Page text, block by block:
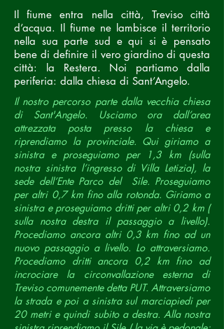
Il fiume entra nella città, Treviso città
d’acqua. Il fiume ne lambisce il territorio
nella sua parte sud e qui si è pensato
bene di definire il vero giardino di questa
città: la Restera. Noi partiamo dalla
periferia: dalla chiesa di Sant’Angelo.
Il nostro percorso parte dalla vecchia chiesa
di Sant'Angelo. Usciamo ora dall’area
attrezzata posta presso la chiesa e
riprendiamo la provinciale. Qui giriamo a
sinistra e proseguiamo per 1,3 km (sulla
nostra sinistra l’ingresso di Villa Letizia), la
sede dell’Ente Parco del Sile. Proseguiamo
per altri 0,7 km fino alla rotonda. Giriamo a
sinistra e proseguiamo dritti per altri 0,2 km (
sulla nostra destra il passaggio a livello).
Procediamo ancora altri 0,3 km fino ad un
nuovo passaggio a livello. Lo attraversiamo.
Procediamo dritti ancora 0,2 km fino ad
incrociare la circonvallazione esterna di
Treviso comunemente detta PUT. Attraversiamo
la strada e poi a sinistra sul marciapiedi per
20 metri e quindi subito a destra. Alla nostra